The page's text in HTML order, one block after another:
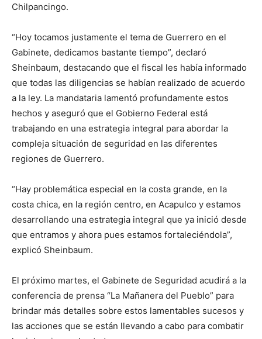
Chilpancingo.
“Hoy tocamos justamente el tema de Guerrero en el
Gabinete, dedicamos bastante tiempo”, declaró
Sheinbaum, destacando que el fiscal les había informado
que todas las diligencias se habían realizado de acuerdo
a la ley. La mandataria lamentó profundamente estos
hechos y aseguró que el Gobierno Federal está
trabajando en una estrategia integral para abordar la
compleja situación de seguridad en las diferentes
regiones de Guerrero.
“Hay problemática especial en la costa grande, en la
costa chica, en la región centro, en Acapulco y estamos
desarrollando una estrategia integral que ya inició desde
que entramos y ahora pues estamos fortaleciéndola”,
explicó Sheinbaum.
El próximo martes, el Gabinete de Seguridad acudirá a la
conferencia de prensa “La Mañanera del Pueblo” para
brindar más detalles sobre estos lamentables sucesos y
las acciones que se están llevando a cabo para combatir